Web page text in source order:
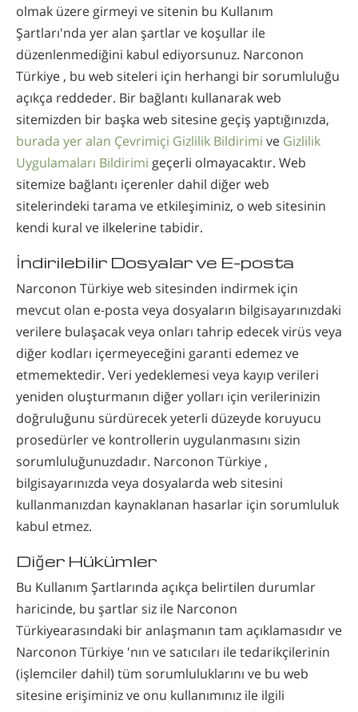
olmak üzere girmeyi ve sitenin bu Kullanım
Şartları'nda yer alan şartlar ve koşullar ile
düzenlenmediğini kabul ediyorsunuz. Narconon
Türkiye , bu web siteleri için herhangi bir sorumluluğu
açıkça reddeder. Bir bağlantı kullanarak web
sitemizden bir başka web sitesine geçiş yaptığınızda,
burada yer alan Çevrimiçi Gizlilik Bildirimi ve Gizlilik
Uygulamaları Bildirimi geçerli olmayacaktır. Web
sitemize bağlantı içerenler dahil diğer web
sitelerindeki tarama ve etkileşiminiz, o web sitesinin
kendi kural ve ilkelerine tabidir.
İndirilebilir Dosyalar ve E-posta
Narconon Türkiye web sitesinden indirmek için
mevcut olan e-posta veya dosyaların bilgisayarınızdaki
verilere bulaşacak veya onları tahrip edecek virüs veya
diğer kodları içermeyeceğini garanti edemez ve
etmemektedir. Veri yedeklemesi veya kayıp verileri
yeniden oluşturmanın diğer yolları için verilerinizin
doğruluğunu sürdürecek yeterli düzeyde koruyucu
prosedürler ve kontrollerin uygulanmasını sizin
sorumluluğunuzdadır. Narconon Türkiye ,
bilgisayarınızda veya dosyalarda web sitesini
kullanmanızdan kaynaklanan hasarlar için sorumluluk
kabul etmez.
Diğer Hükümler
Bu Kullanım Şartlarında açıkça belirtilen durumlar
haricinde, bu şartlar siz ile Narconon
Türkiyearasındaki bir anlaşmanın tam açıklamasıdır ve
Narconon Türkiye 'nın ve satıcıları ile tedarikçilerinin
(işlemciler dahil) tüm sorumluluklarını ve bu web
sitesine erişiminiz ve onu kullanımınız ile ilgili